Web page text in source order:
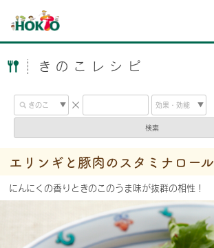
きのこレシピ
検索
エリンギと豚肉のスタミナロール
にんにくの香りときのこのうま味が抜群の相性！